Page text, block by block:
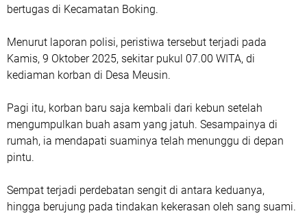
bertugas di Kecamatan Boking.
Menurut laporan polisi, peristiwa tersebut terjadi pada
Kamis, 9 Oktober 2025, sekitar pukul 07.00 WITA, di
kediaman korban di Desa Meusin.
Pagi itu, korban baru saja kembali dari kebun setelah
mengumpulkan buah asam yang jatuh. Sesampainya di
rumah, ia mendapati suaminya telah menunggu di depan
pintu.
Sempat terjadi perdebatan sengit di antara keduanya,
hingga berujung pada tindakan kekerasan oleh sang suami.